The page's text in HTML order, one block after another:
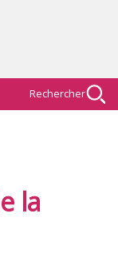
Rechercher
la